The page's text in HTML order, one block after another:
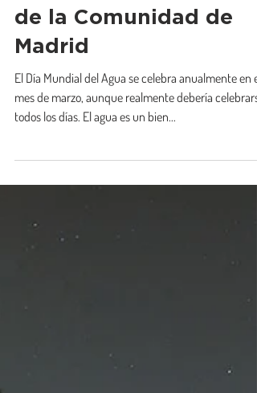
Día Mundial del Agua:
días caminando los ríos
de la Comunidad de
Madrid
mes de marzo, aunque realmente debería celebrarse